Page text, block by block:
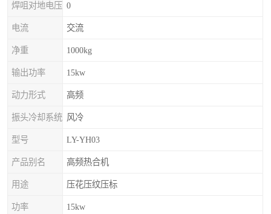
焊咀对地电压 0
电流 交流
净重 1000kg
输出功率 15kw
动力形式 高频
振头冷却系统 风冷
型号 LY-YH03
产品别名 高频热合机
用途 压花压纹压标
功率 15kw